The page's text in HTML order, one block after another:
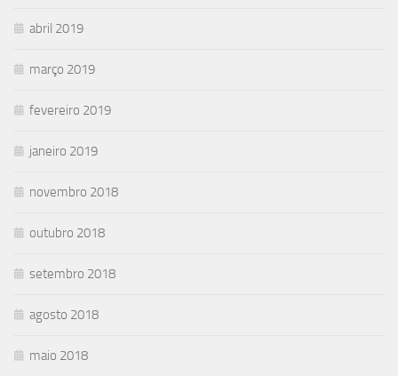
abril 2019
março 2019
fevereiro 2019
janeiro 2019
novembro 2018
outubro 2018
setembro 2018
agosto 2018
maio 2018